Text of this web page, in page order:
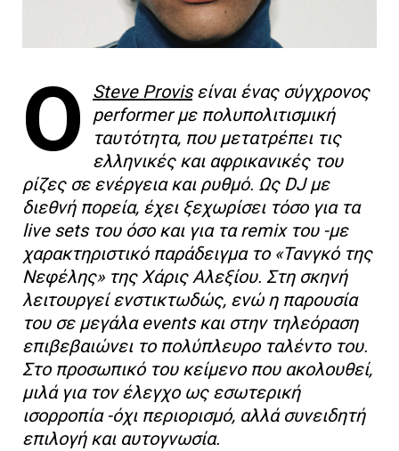
Ο Steve Provisείναι ένας σύγχρονος
performer με πολυπολιτισμική
ταυτότητα, που μετατρέπει τις
ελληνικές και αφρικανικές του
ρίζες σε ενέργεια και ρυθμό. Ως DJ με
διεθνή πορεία, έχει ξεχωρίσει τόσο για τα
live sets του όσο και για τα remix του -με
χαρακτηριστικό παράδειγμα το «Τανγκό της
Νεφέλης» της Χάρις Αλεξίου. Στη σκηνή
λειτουργεί ενστικτωδώς, ενώ η παρουσία
του σε μεγάλα events και στην τηλεόραση
επιβεβαιώνει το πολύπλευρο ταλέντο του.
Στο προσωπικό του κείμενο που ακολουθεί,
μιλά για τον έλεγχο ως εσωτερική
ισορροπία -όχι περιορισμό, αλλά συνειδητή
επιλογή και αυτογνωσία.